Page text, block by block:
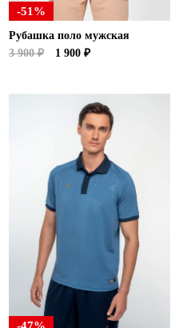
-51%
Рубашка поло мужская
3 900 ₽
1 900 ₽